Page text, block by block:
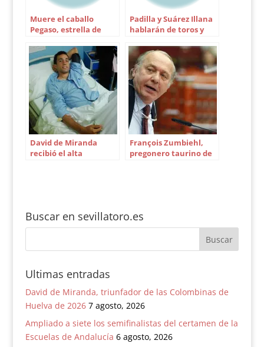
Muere el caballo
Pegaso, estrella de
Padilla y Suárez Illana
hablarán de toros y
David de Miranda
recibió el alta
François Zumbiehl,
pregonero taurino de
Buscar en sevillatoro.es
Ultimas entradas
David de Miranda, triunfador de las Colombinas de
Huelva de 2026 7 agosto, 2026
Ampliado a siete los semifinalistas del certamen de la
Escuelas de Andalucía 6 agosto, 2026